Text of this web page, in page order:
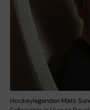
Hockeylegenden Mats